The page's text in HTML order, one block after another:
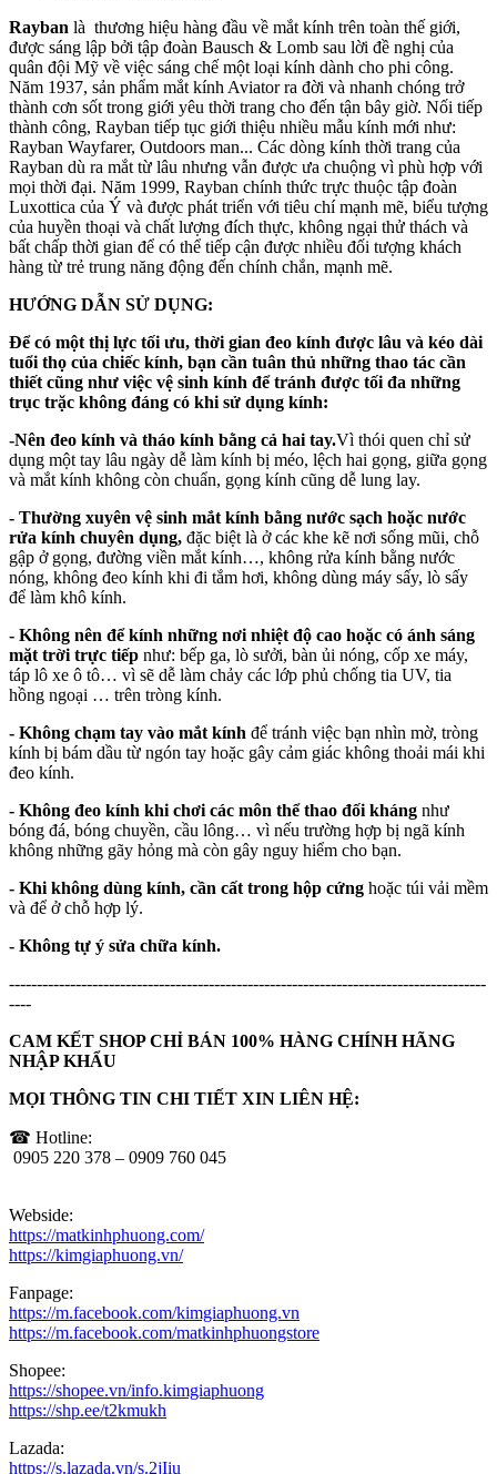
Rayban là thương hiệu hàng đầu về mắt kính trên toàn thế giới,
được sáng lập bởi tập đoàn Bausch & Lomb sau lời đề nghị của
quân đội Mỹ về việc sáng chế một loại kính dành cho phi công.
Năm 1937, sản phẩm mắt kính Aviator ra đời và nhanh chóng trở
thành cơn sốt trong giới yêu thời trang cho đến tận bây giờ. Nối tiếp
thành công, Rayban tiếp tục giới thiệu nhiều mẫu kính mới như:
Rayban Wayfarer, Outdoors man... Các dòng kính thời trang của
Rayban dù ra mắt từ lâu nhưng vẫn được ưa chuộng vì phù hợp với
mọi thời đại. Năm 1999, Rayban chính thức trực thuộc tập đoàn
Luxottica của Ý và được phát triển với tiêu chí mạnh mẽ, biểu tượng
của huyền thoại và chất lượng đích thực, không ngại thử thách và
bất chấp thời gian để có thể tiếp cận được nhiều đối tượng khách
hàng từ trẻ trung năng động đến chính chắn, mạnh mẽ.
HƯỚNG DẪN SỬ DỤNG:
Để có một thị lực tối ưu, thời gian đeo kính được lâu và kéo dài
tuổi thọ của chiếc kính, bạn cần tuân thủ những thao tác cần
thiết cũng như việc vệ sinh kính để tránh được tối đa những
trục trặc không đáng có khi sử dụng kính:
-Nên đeo kính và tháo kính bằng cả hai tay.Vì thói quen chỉ sử
dụng một tay lâu ngày dễ làm kính bị méo, lệch hai gọng, giữa gọng
và mắt kính không còn chuẩn, gọng kính cũng dễ lung lay.
- Thường xuyên vệ sinh mắt kính bằng nước sạch hoặc nước
rửa kính chuyên dụng, đặc biệt là ở các khe kẽ nơi sống mũi, chỗ
gập ở gọng, đường viền mắt kính…, không rửa kính bằng nước
nóng, không đeo kính khi đi tắm hơi, không dùng máy sấy, lò sấy
để làm khô kính.
- Không nên để kính những nơi nhiệt độ cao hoặc có ánh sáng
mặt trời trực tiếp như: bếp ga, lò sưởi, bàn ủi nóng, cốp xe máy,
táp lô xe ô tô… vì sẽ dễ làm chảy các lớp phủ chống tia UV, tia
hồng ngoại … trên tròng kính.
- Không chạm tay vào mắt kính để tránh việc bạn nhìn mờ, tròng
kính bị bám dầu từ ngón tay hoặc gây cảm giác không thoải mái khi
đeo kính.
- Không đeo kính khi chơi các môn thể thao đối kháng như
bóng đá, bóng chuyền, cầu lông… vì nếu trường hợp bị ngã kính
không những gãy hỏng mà còn gây nguy hiểm cho bạn.
- Khi không dùng kính, cần cất trong hộp cứng hoặc túi vải mềm
và để ở chỗ hợp lý.
- Không tự ý sửa chữa kính.
--------------------------------------------------------------------------------------
----
CAM KẾT SHOP CHỈ BÁN 100% HÀNG CHÍNH HÃNG
NHẬP KHẨU
MỌI THÔNG TIN CHI TIẾT XIN LIÊN HỆ:
☎ Hotline:
0905 220 378 – 0909 760 045
Webside:
https://matkinhphuong.com/
https://kimgiaphuong.vn/
Fanpage:
https://m.facebook.com/kimgiaphuong.vn
https://m.facebook.com/matkinhphuongstore
Shopee:
https://shopee.vn/info.kimgiaphuong
https://shp.ee/t2kmukh
Lazada:
https://s.lazada.vn/s.2jIiu